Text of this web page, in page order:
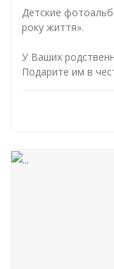
Детские
року життя».
У Ваших
Подарите им в